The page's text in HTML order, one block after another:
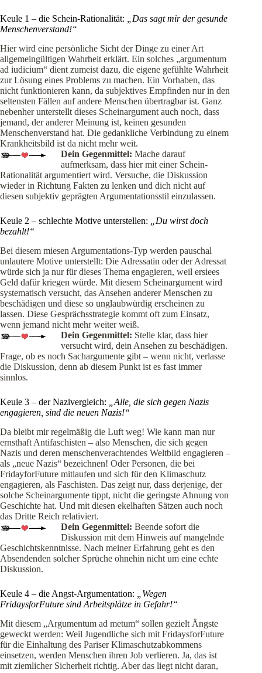
Keule 1 – die Schein-Rationalität:
„Das sagt mir der gesunde
Menschenverstand!“
Hier wird eine persönliche Sicht der Dinge zu einer Art
allgemeingültigen Wahrheit erklärt. Ein solches „argumentum
ad iudicium“ dient zumeist dazu, die eigene gefühlte Wahrheit
zur Lösung eines Problems zu machen. Ein Vorhaben, das
nicht funktionieren kann, da subjektives Empfinden nur in den
seltensten Fällen auf andere Menschen übertragbar ist. Ganz
nebenher unterstellt dieses Scheinargument auch noch, dass
jemand, der anderer Meinung ist, keinen gesunden
Menschenverstand hat. Die gedankliche Verbindung zu einem
Krankheitsbild ist da nicht mehr weit.
Dein Gegenmittel: Mache darauf
aufmerksam, dass hier mit einer Schein-
Rationalität argumentiert wird. Versuche, die Diskussion
wieder in Richtung Fakten zu lenken und dich nicht auf
diesen subjektiv geprägten Argumentationsstil einzulassen.
Keule 2 – schlechte Motive unterstellen:
„Du wirst doch
bezahlt!“
Bei diesem miesen Argumentations-Typ werden pauschal
unlautere Motive unterstellt: Die Adressatin oder der Adressat
würde sich ja nur für dieses Thema engagieren, weil ersiees
Geld dafür kriegen würde. Mit diesem Scheinargument wird
systematisch versucht, das Ansehen anderer Menschen zu
beschädigen und diese so unglaubwürdig erscheinen zu
lassen. Diese Gesprächsstrategie kommt oft zum Einsatz,
wenn jemand nicht mehr weiter weiß.
Dein Gegenmittel: Stelle klar, dass hier
versucht wird, dein Ansehen zu beschädigen.
Frage, ob es noch Sachargumente gibt – wenn nicht, verlasse
die Diskussion, denn ab diesem Punkt ist es fast immer
sinnlos.
Keule 3 – der Nazivergleich:
„Alle, die sich gegen Nazis
engagieren, sind die neuen Nazis!“
Da bleibt mir regelmäßig die Luft weg! Wie kann man nur
ernsthaft Antifaschisten – also Menschen, die sich gegen
Nazis und deren menschenverachtendes Weltbild engagieren –
als „neue Nazis“ bezeichnen! Oder Personen, die bei
FridayforFuture mitlaufen und sich für den Klimaschutz
engagieren, als Faschisten. Das zeigt nur, dass derjenige, der
solche Scheinargumente tippt, nicht die geringste Ahnung von
Geschichte hat. Und mit diesen ekelhaften Sätzen auch noch
das Dritte Reich relativiert.
Dein Gegenmittel: Beende sofort die
Diskussion mit dem Hinweis auf mangelnde
Geschichtskenntnisse. Nach meiner Erfahrung geht es den
Absendenden solcher Sprüche ohnehin nicht um eine echte
Diskussion.
Keule 4 – die Angst-Argumentation:
„Wegen
FridaysforFuture sind Arbeitsplätze in Gefahr!“
Mit diesem „Argumentum ad metum“ sollen gezielt Ängste
geweckt werden: Weil Jugendliche sich mit FridaysforFuture
für die Einhaltung des Pariser Klimaschutzabkommens
einsetzen, werden Menschen ihren Job verlieren. Ja, das ist
mit ziemlicher Sicherheit richtig. Aber das liegt nicht daran,